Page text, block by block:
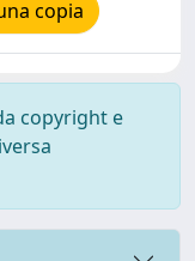
copia
copyright e